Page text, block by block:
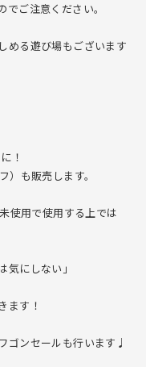
】
ご注意ください。
める遊び場もございます
！
も販売します。
使用で使用する上では
気にしない」
ます！
ゴンセールも行います♩